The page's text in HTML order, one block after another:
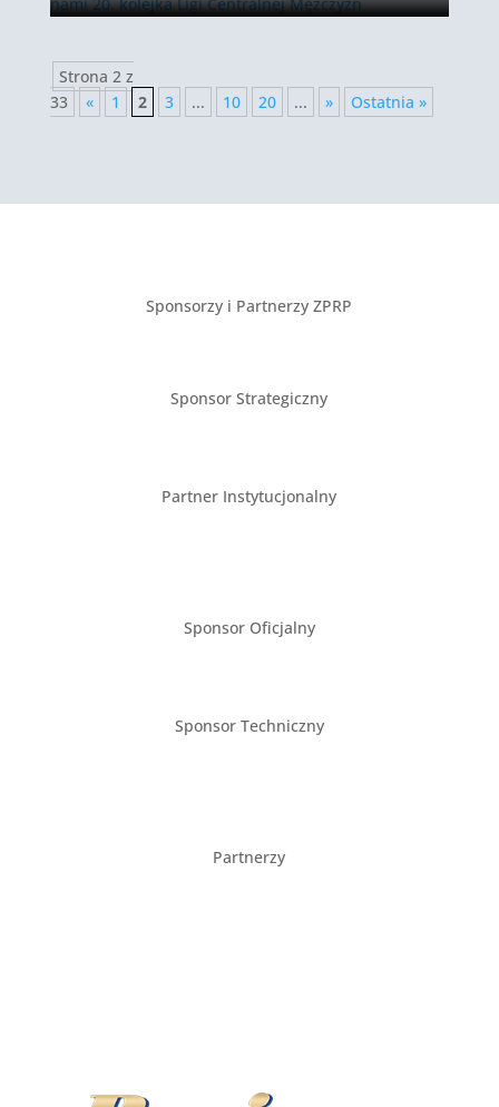
Strona 2 z
33
« 1 2 3 ... 10 20 ... » Ostatnia »
Sponsorzy i Partnerzy ZPRP
Sponsor Strategiczny
Partner Instytucjonalny
Sponsor Oficjalny
Sponsor Techniczny
Partnerzy